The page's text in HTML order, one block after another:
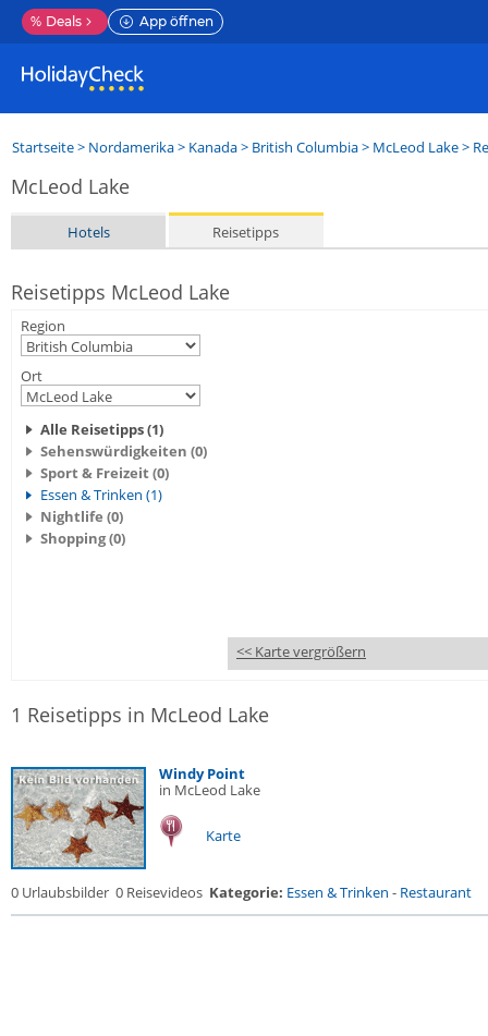
% Deals App öffnen
Startseite> Nordamerika> Kanada> British Columbia> McLeod Lake>
McLeod Lake
Hotels Reisetipps
Reisetipps McLeod Lake
Region
Ort
Alle Reisetipps (1)
Sehenswürdigkeiten (0)
Sport & Freizeit (0)
Essen & Trinken (1)
Nightlife (0)
Shopping (0)
<< Karte vergrößern
1 Reisetipps in McLeod Lake
Windy Point
in McLeod Lake
Karte
0 Urlaubsbilder 0 Reisevideos Kategorie: Essen & Trinken - Restaurant